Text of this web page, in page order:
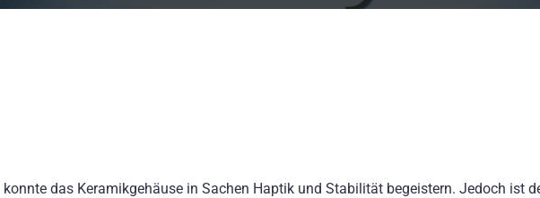
das Keramikgehäuse in Sachen Haptik und Stabilität begeistern. Jedoch ist